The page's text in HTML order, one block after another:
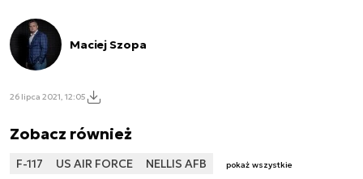
Maciej Szopa
26 lipca 2021, 12:05
Zobacz również
F-117 US AIR FORCE NELLIS AFB pokaż wszystkie